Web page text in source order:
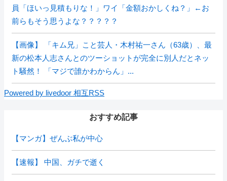
員「ほいっ見積もりな！」ワイ「金額おかしくね？」←お
前らもそう思うよな？？？？？
【画像】 「キム兄」こと芸人・木村祐一さん（63歳）、最
新の松本人志さんとのツーショットが完全に別人だとネッ
ト騒然！ 「マジで誰かわからん」...
Powered by livedoor 相互RSS
おすすめ記事
【マンガ】ぜんぶ私が中心
【速報】 中国、ガチで逝く